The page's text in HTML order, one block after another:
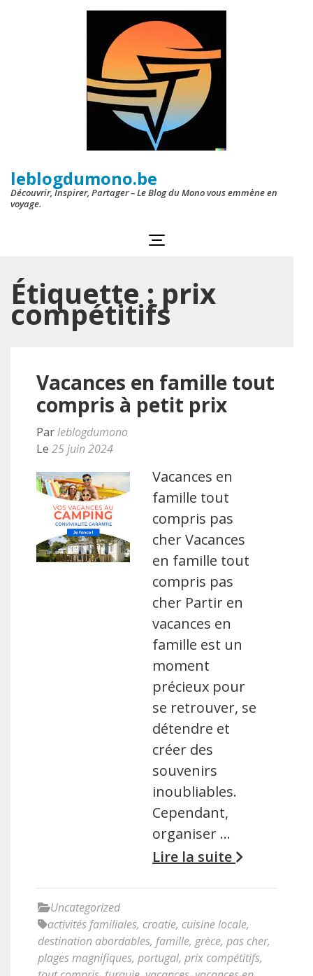
leblogdumono.be
Découvrir, Inspirer, Partager – Le Blog du Mono vous emmène en
voyage.
Étiquette :prix
compétitifs
Vacances en famille tout
compris à petit prix
Parleblogdumono
Le 25 juin 2024
Vacances en
famille tout
compris pas
cher Vacances
en famille tout
compris pas
cher Partir en
vacances en
famille est un
moment
précieux pour
se retrouver, se
détendre et
créer des
souvenirs
inoubliables.
Cependant,
organiser …
Lire la suite
Uncategorized
activités familiales, croatie, cuisine locale,
destination abordables, famille, grèce, pas cher,
plages magnifiques, portugal, prix compétitifs,